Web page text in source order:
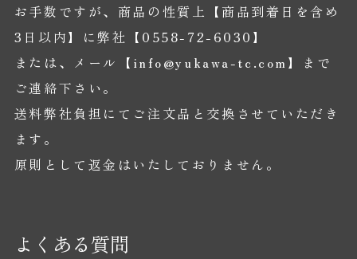
お手数ですが、商品の性質上【商品到着日を含め
3日以内】に弊社【0558-72-6030】
または、メール【 info@yukawa-tc.com 】まで
ご連絡下さい。
送料弊社負担にてご注文品と交換させていただき
ます。
原則として返金はいたしておりません。
よくある質問